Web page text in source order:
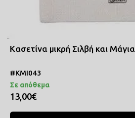
Κασετίνα μικρή Σιλβή και Μάγια
#ΚΜΙ043
Σε απόθεμα
13,00€